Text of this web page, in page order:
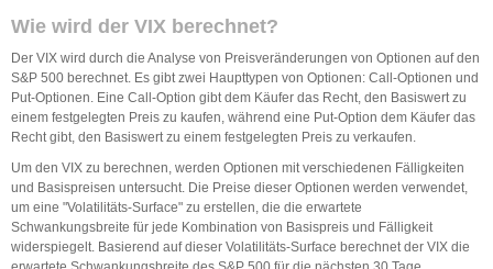
Wie wird der VIX berechnet?
Der VIX wird durch die Analyse von Preisveränderungen von Optionen auf den
S&P 500 berechnet. Es gibt zwei Haupttypen von Optionen: Call-Optionen und
Put-Optionen. Eine Call-Option gibt dem Käufer das Recht, den Basiswert zu
einem festgelegten Preis zu kaufen, während eine Put-Option dem Käufer das
Recht gibt, den Basiswert zu einem festgelegten Preis zu verkaufen.
Um den VIX zu berechnen, werden Optionen mit verschiedenen Fälligkeiten
und Basispreisen untersucht. Die Preise dieser Optionen werden verwendet,
um eine "Volatilitäts-Surface" zu erstellen, die die erwartete
Schwankungsbreite für jede Kombination von Basispreis und Fälligkeit
widerspiegelt. Basierend auf dieser Volatilitäts-Surface berechnet der VIX die